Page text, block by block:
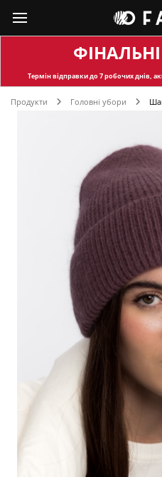
Термін відправкидо 7 робочих днів,
Продукти Головні убори